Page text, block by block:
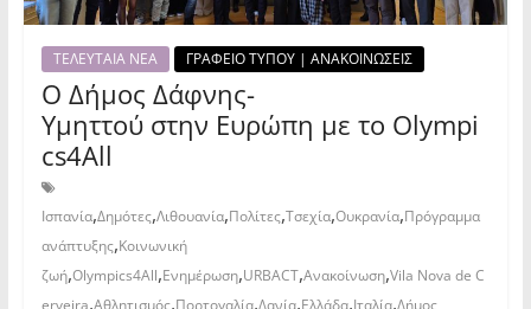
ΤΕΛΕΥΤΑΙΑ ΝΕΑ ΓΡΑΦΕΙΟ ΤΥΠΟΥ | ΑΝΑΚΟΙΝΩΣΕΙΣ
Ο Δήμος Δάφνης-
Υμηττού στην Ευρώπη με το Olympi
cs4All
Ισπανία,Δημότες,Λιθουανία,Πολίτες,Τσεχία,Ουκρανία,Πρόγραμμα
ανάπτυξης,Κοινωνική
ζωή,Olympics4All,Ενημέρωση,URBACT,Ανακοίνωση,Vila Nova de C
, , , , , ,